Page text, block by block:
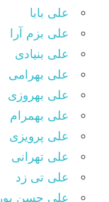
علی بابا
علی بزم آرا
علی بنیادی
علی بهرامی
علی بهروزی
علی بهمرام
علی پرویزی
علی تهرانی
علی تی زد
علی حسن پور